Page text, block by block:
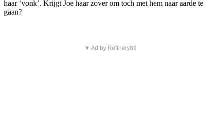
haar ‘vonk’. Krijgt Joe haar zover om toch met hem naar aarde te
gaan?
▼ Ad by Refinery89